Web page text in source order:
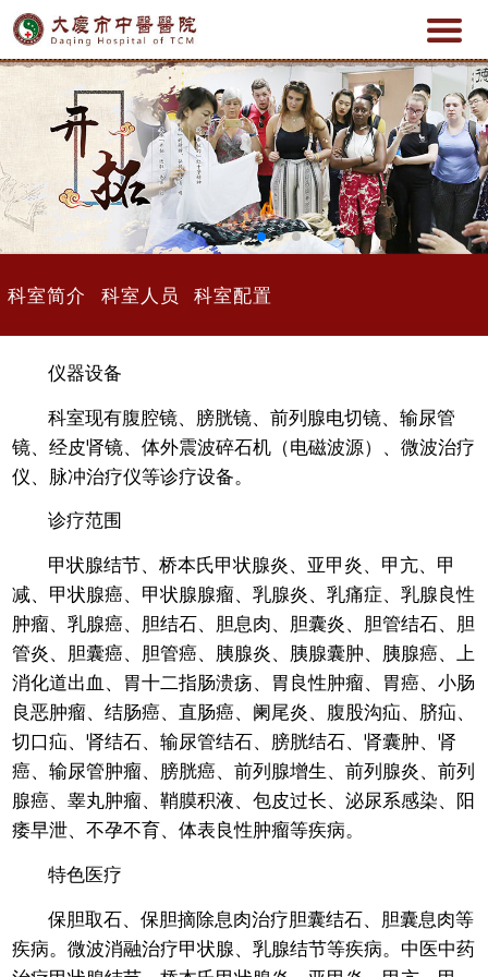
科室简介 科室人员 科室配置
仪器设备
科室现有腹腔镜、膀胱镜、前列腺电切镜、输尿管
镜、经皮肾镜、体外震波碎石机（电磁波源）、微波治疗
仪、脉冲治疗仪等诊疗设备。
诊疗范围
甲状腺结节、桥本氏甲状腺炎、亚甲炎、甲亢、甲
减、甲状腺癌、甲状腺腺瘤、乳腺炎、乳痛症、乳腺良性
肿瘤、乳腺癌、胆结石、胆息肉、胆囊炎、胆管结石、胆
管炎、胆囊癌、胆管癌、胰腺炎、胰腺囊肿、胰腺癌、上
消化道出血、胃十二指肠溃疡、胃良性肿瘤、胃癌、小肠
良恶肿瘤、结肠癌、直肠癌、阑尾炎、腹股沟疝、脐疝、
切口疝、肾结石、输尿管结石、膀胱结石、肾囊肿、肾
癌、输尿管肿瘤、膀胱癌、前列腺增生、前列腺炎、前列
腺癌、睾丸肿瘤、鞘膜积液、包皮过长、泌尿系感染、阳
痿早泄、不孕不育、体表良性肿瘤等疾病。
特色医疗
保胆取石、保胆摘除息肉治疗胆囊结石、胆囊息肉等
疾病。微波消融治疗甲状腺、乳腺结节等疾病。中医中药